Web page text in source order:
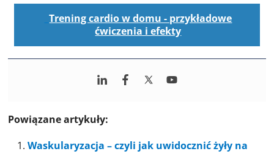
Trening cardio w domu - przykładowe
ćwiczenia i efekty
Powiązane artykuły:
Waskularyzacja – czyli jak uwidocznić żyły na